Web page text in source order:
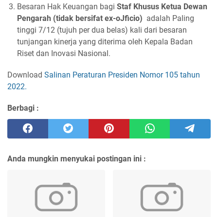
Besaran Hak Keuangan bagi Staf Khusus Ketua Dewan
Pengarah (tidak bersifat ex-oJficio) adalah Paling
tinggi 7/12 (tujuh per dua belas) kali dari besaran
tunjangan kinerja yang diterima oleh Kepala Badan
Riset dan Inovasi Nasional.
Download Salinan Peraturan Presiden Nomor 105 tahun
2022.
Berbagi :
Anda mungkin menyukai postingan ini :